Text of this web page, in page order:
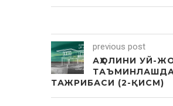
previous post
АҲОЛИНИ УЙ-
ТАЪМИНЛАШДА
ТАЖРИБАСИ (2-ҚИСМ)